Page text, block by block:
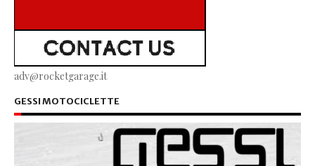
adv@rocketgarage.it
GESSI MOTOCICLETTE